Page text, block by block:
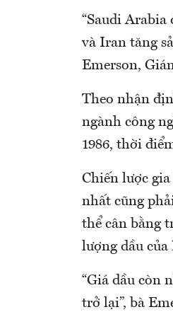
“Saudi
và Iran tăng
Emerson,
Theo nhận
ngành công
1986, thời
Chiến lược
nhất cũng
thể cân bằng
lượng dầu của
“Giá dầu còn
trở lại”, bà